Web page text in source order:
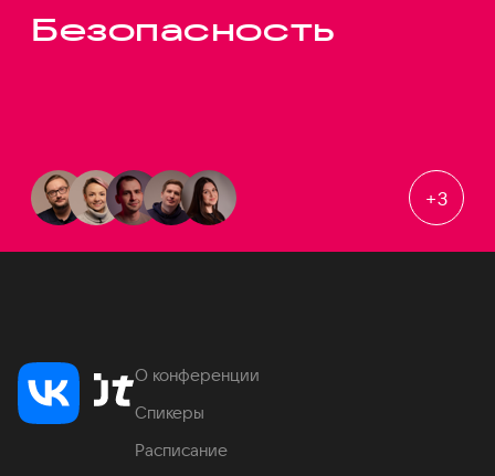
Безопасность
+3
О конференции
Спикеры
Расписание